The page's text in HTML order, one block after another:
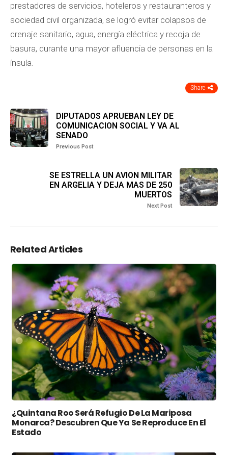
prestadores de servicios, hoteleros y restauranteros y
sociedad civil organizada, se logró evitar colapsos de
drenaje sanitario, agua, energía eléctrica y recoja de
basura, durante una mayor afluencia de personas en la
ínsula.
Share
DIPUTADOS APRUEBAN LEY DE
COMUNICACION SOCIAL Y VA AL
SENADO
Previous Post
SE ESTRELLA UN AVION MILITAR
EN ARGELIA Y DEJA MAS DE 250
MUERTOS
Next Post
Related Articles
¿Quintana Roo Será Refugio De La Mariposa
Monarca? Descubren Que Ya Se Reproduce En El
Estado